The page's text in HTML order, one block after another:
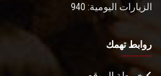
الزيارات اليومية: 940
روابط تهمك